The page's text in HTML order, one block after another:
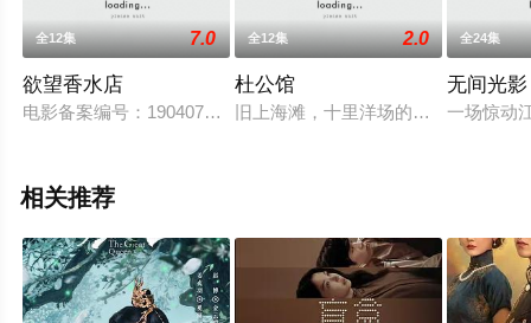
全12集 7.0
欲望香水店
电影备案编号：1904073130701002\r\n《欲望香水店》精彩看
全12集 2.0
杜公馆
旧上海滩，十里洋场的繁华掩盖不
全24集
无间光影
一场惊动
相关推荐